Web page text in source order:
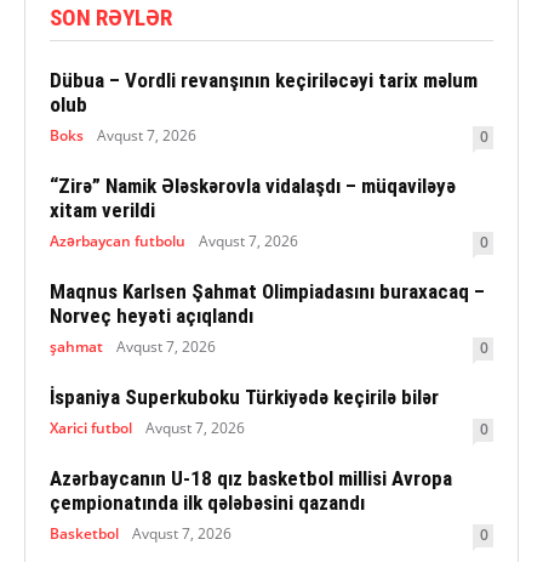
SON RƏYLƏR
Dübua – Vordli revanşının keçiriləcəyi tarix məlum
olub
Boks Avqust 7, 2026 0
“Zirə” Namik Ələskərovla vidalaşdı – müqaviləyə
xitam verildi
Azərbaycan futbolu Avqust 7, 2026 0
Maqnus Karlsen Şahmat Olimpiadasını buraxacaq –
Norveç heyəti açıqlandı
şahmat Avqust 7, 2026 0
İspaniya Superkuboku Türkiyədə keçirilə bilər
Xarici futbol Avqust 7, 2026 0
Azərbaycanın U-18 qız basketbol millisi Avropa
çempionatında ilk qələbəsini qazandı
Basketbol Avqust 7, 2026 0